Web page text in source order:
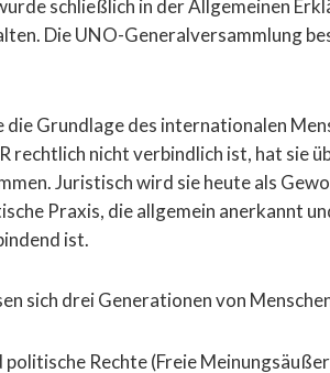
schließlich in der Allgemeinen
Die UNO-Generalversammlung
die Grundlage des internationalen
rechtlich nicht verbindlich ist, hat sie
Juristisch wird sie heute als
Praxis, die allgemein anerkannt
ist.
sich drei Generationen von
Rechte (Freie